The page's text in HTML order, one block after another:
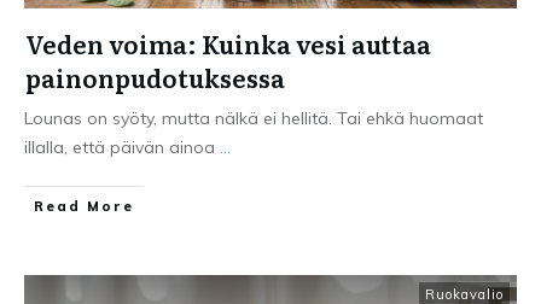
Veden voima: Kuinka vesi auttaa
painonpudotuksessa
Lounas on syöty, mutta nälkä ei hellitä. Tai ehkä huomaat
illalla, että päivän ainoa ...
Read More
Ruokavalio